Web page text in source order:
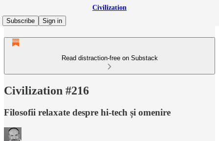
Civilization
Subscribe
Sign in
Read distraction-free on Substack
Civilization #216
Filosofii relaxate despre hi-tech și omenire